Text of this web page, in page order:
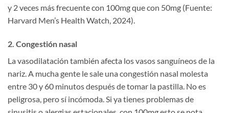
y 2 veces más frecuente con 100mg que con 50mg (Fuente:
Harvard Men’s Health Watch, 2024).
2. Congestión nasal
La vasodilatación también afecta los vasos sanguíneos de la
nariz. A mucha gente le sale una congestión nasal molesta
entre 30 y 60 minutos después de tomar la pastilla. No es
peligrosa, pero sí incómoda. Si ya tienes problemas de